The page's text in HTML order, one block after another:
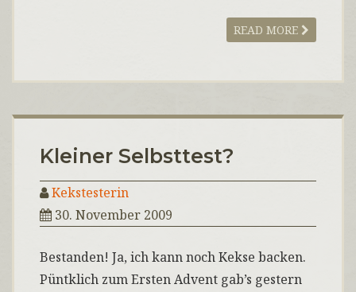
READ MORE
Kleiner Selbsttest?
Kekstesterin
30. November 2009
Bestanden! Ja, ich kann noch Kekse backen.
Püntklich zum Ersten Advent gab’s gestern